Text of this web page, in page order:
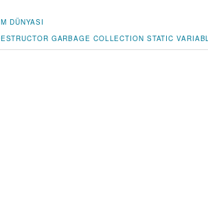
DÜNYASI
GARBAGE COLLECTION STATIC